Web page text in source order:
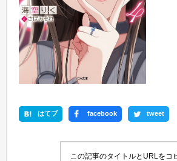
はてブ facebook tweet
この記事のタイトルとURLをコ